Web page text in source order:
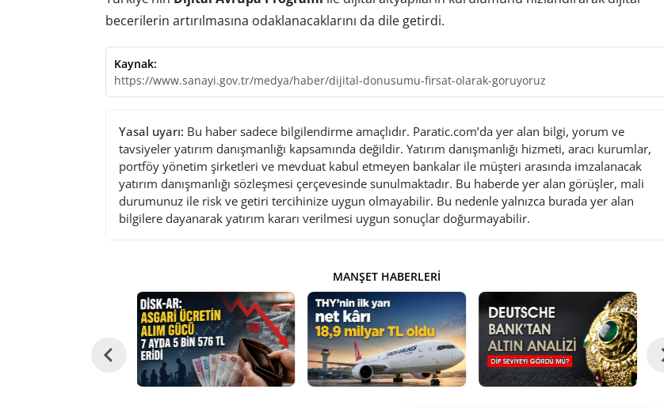
becerilerin artırılmasına odaklanacaklarını da dile getirdi.
Kaynak:
https://www.sanayi.gov.tr/medya/haber/dijital-donusumu-firsat-olarak-goruyoruz
Yasal uyarı: Bu haber sadece bilgilendirme amaçlıdır. Paratic.com’da yer alan bilgi, yorum ve
tavsiyeler yatırım danışmanlığı kapsamında değildir. Yatırım danışmanlığı hizmeti, aracı kurumlar,
portföy yönetim şirketleri ve mevduat kabul etmeyen bankalar ile müşteri arasında imzalanacak
yatırım danışmanlığı sözleşmesi çerçevesinde sunulmaktadır. Bu haberde yer alan görüşler, mali
durumunuz ile risk ve getiri tercihinize uygun olmayabilir. Bu nedenle yalnızca burada yer alan
bilgilere dayanarak yatırım kararı verilmesi uygun sonuçlar doğurmayabilir.
MANŞET HABERLERI